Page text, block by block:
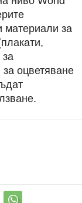
материали за
за
оцветяване